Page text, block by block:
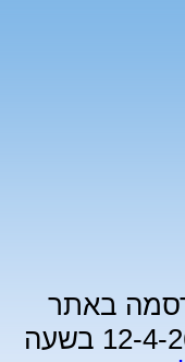
באתר
one בתאריך 12-4-26 בשעה